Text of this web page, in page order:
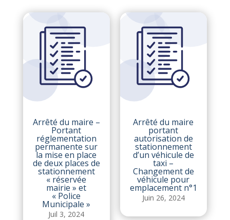
Arrêté du maire –
Portant
réglementation
permanente sur
la mise en place
de deux places de
stationnement
« réservée
mairie » et
« Police
Municipale »
Juil 3, 2024
Arrêté du maire
portant
autorisation de
stationnement
d’un véhicule de
taxi –
Changement de
véhicule pour
emplacement n°1
Juin 26, 2024